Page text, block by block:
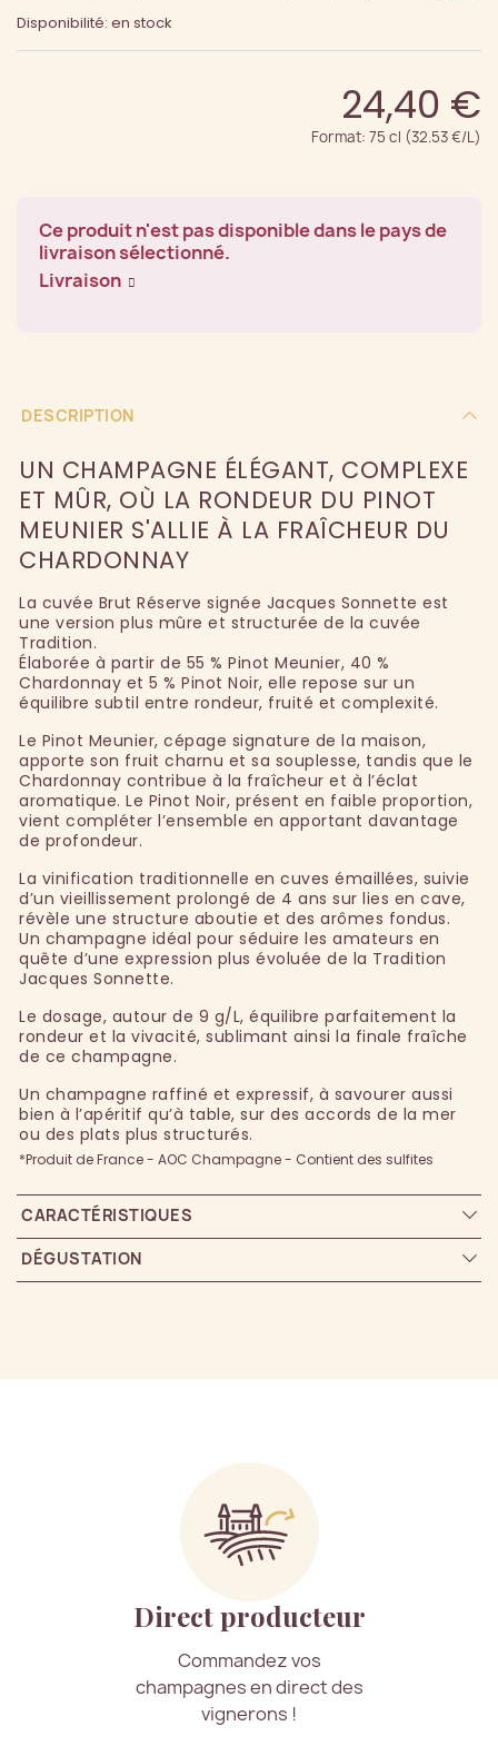
Disponibilité: en stock
24,40 €
Format: 75 cl (32.53 €/L)
Ce produit n'est pas disponible dans le pays de
livraison sélectionné.
Livraison
DESCRIPTION
UN CHAMPAGNE ÉLÉGANT, COMPLEXE
ET MÛR, OÙ LA RONDEUR DU PINOT
MEUNIER S'ALLIE À LA FRAÎCHEUR DU
CHARDONNAY
La cuvée Brut Réserve signée Jacques Sonnette est
une version plus mûre et structurée de la cuvée
Tradition.
Élaborée à partir de 55 % Pinot Meunier, 40 %
Chardonnay et 5 % Pinot Noir, elle repose sur un
équilibre subtil entre rondeur, fruité et complexité.
Le Pinot Meunier, cépage signature de la maison,
apporte son fruit charnu et sa souplesse, tandis que le
Chardonnay contribue à la fraîcheur et à l’éclat
aromatique. Le Pinot Noir, présent en faible proportion,
vient compléter l’ensemble en apportant davantage
de profondeur.
La vinification traditionnelle en cuves émaillées, suivie
d’un vieillissement prolongé de 4 ans sur lies en cave,
révèle une structure aboutie et des arômes fondus.
Un champagne idéal pour séduire les amateurs en
quête d’une expression plus évoluée de la Tradition
Jacques Sonnette.
Le dosage, autour de 9 g/L, équilibre parfaitement la
rondeur et la vivacité, sublimant ainsi la finale fraîche
de ce champagne.
Un champagne raffiné et expressif, à savourer aussi
bien à l’apéritif qu’à table, sur des accords de la mer
ou des plats plus structurés.
*Produit de France - AOC Champagne - Contient des sulfites
CARACTÉRISTIQUES
DÉGUSTATION
Direct producteur
Commandez vos
champagnes en direct des
vignerons !